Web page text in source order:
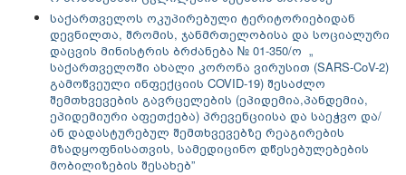
საქართველოს ოკუპირებული ტერიტორიებიდან
დევნილთა, შრომის, ჯანმრთელობისა და სოციალური
დაცვის მინისტრის ბრძანება № 01-350/ო „
საქართველოში ახალი კორონა ვირუსით (SARS-CoV-2)
გამოწვეული ინფექციის COVID-19) შესაძლო
შემთხვევების გავრცელების (ეპიდემია,პანდემია,
ეპიდემიური აფეთქება) პრევენციისა და საეჭვო და/
ან დადასტურებულ შემთხვევებზე რეაგირების
მზადყოფნისათვის, სამედიცინო დწესებულებების
მობილიზების შესახებ”